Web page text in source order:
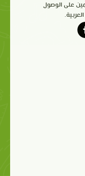
على الوصول